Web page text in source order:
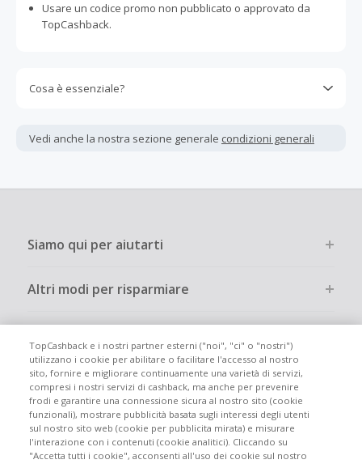
Usare un codice promo non pubblicato o approvato da
TopCashback.
Cosa è essenziale?
interamente online.
dall'acquisto. Pertanto, se noti che il tuo cashback è
Vedi anche la nostra sezione generale condizioni generali
Siamo qui per aiutarti
Altri modi per risparmiare
Partecipa
Info legali
TopCashback e i nostri partner esterni ("noi", "ci" o "nostri")
utilizzano i cookie per abilitare o facilitare l'accesso al nostro
sito, fornire e migliorare continuamente una varietà di servizi,
compresi i nostri servizi di cashback, ma anche per prevenire
frodi e garantire una connessione sicura al nostro sito (cookie
funzionali), mostrare pubblicità basata sugli interessi degli utenti
sul nostro sito web (cookie per pubblicita mirata) e misurare
l'interazione con i contenuti (cookie analitici). Cliccando su
"Accetta tutti i cookie", acconsenti all'uso dei cookie sul nostro